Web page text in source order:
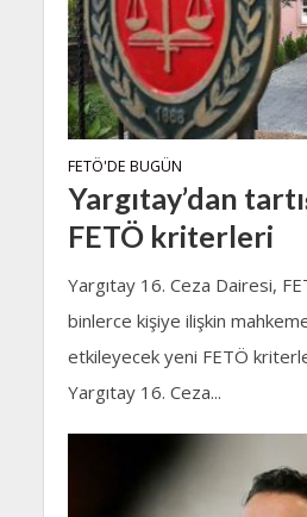
FETÖ'DE BUGÜN
Yargıtay’dan
FETÖ kriterleri
Yargıtay 16. Ceza Dairesi,
binlerce kişiye ilişkin
etkileyecek yeni FETÖ
Yargıtay 16. Ceza...